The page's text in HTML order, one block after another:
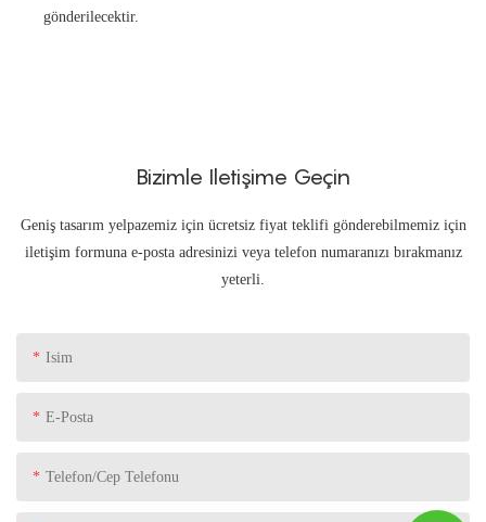
gönderilecektir.
Bizimle Iletişime Geçin
Geniş tasarım yelpazemiz için ücretsiz fiyat teklifi gönderebilmemiz için
iletişim formuna e-posta adresinizi veya telefon numaranızı bırakmanız
yeterli.
Isim
E-Posta
Telefon/Cep Telefonu